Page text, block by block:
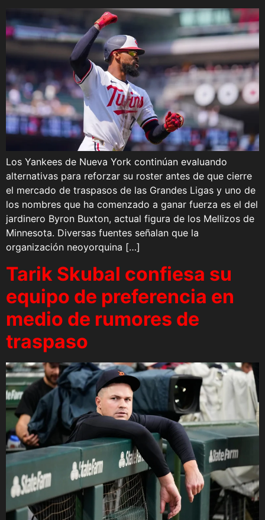
Los Yankees de Nueva York continúan evaluando
alternativas para reforzar su roster antes de que cierre
el mercado de traspasos de las Grandes Ligas y uno de
los nombres que ha comenzado a ganar fuerza es el del
jardinero Byron Buxton, actual figura de los Mellizos de
Minnesota. Diversas fuentes señalan que la
organización neoyorquina […]
Tarik Skubal confiesa su
equipo de preferencia en
medio de rumores de
traspaso